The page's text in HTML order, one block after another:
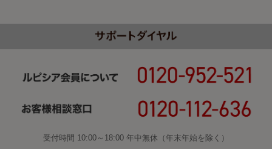
受付時間 10:00～18:00 年中無休（年末年始を除く）